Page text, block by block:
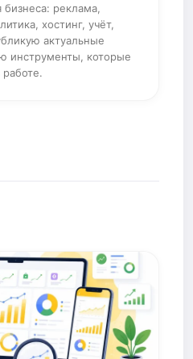
бизнеса: реклама,
хостинг, учёт,
актуальные
инструменты, которые